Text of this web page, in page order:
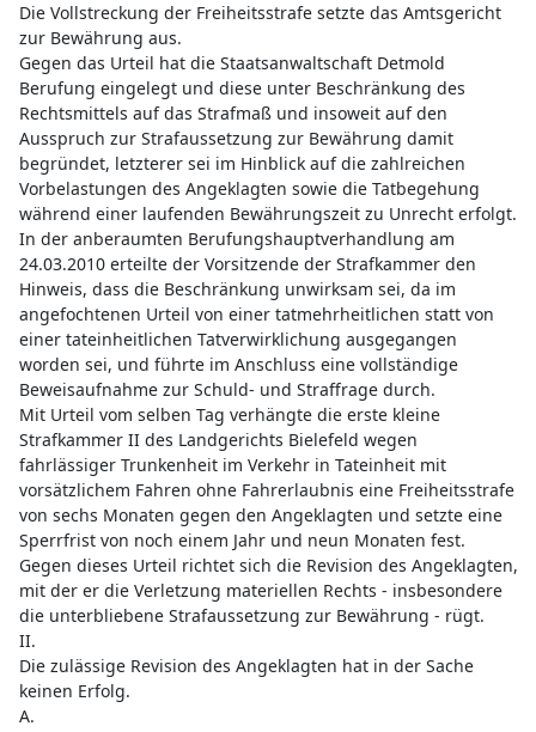
Die Vollstreckung der Freiheitsstrafe setzte das Amtsgericht
zur Bewährung aus.
Gegen das Urteil hat die Staatsanwaltschaft Detmold
Berufung eingelegt und diese unter Beschränkung des
Rechtsmittels auf das Strafmaß und insoweit auf den
Ausspruch zur Strafaussetzung zur Bewährung damit
begründet, letzterer sei im Hinblick auf die zahlreichen
Vorbelastungen des Angeklagten sowie die Tatbegehung
während einer laufenden Bewährungszeit zu Unrecht erfolgt.
In der anberaumten Berufungshauptverhandlung am
24.03.2010 erteilte der Vorsitzende der Strafkammer den
Hinweis, dass die Beschränkung unwirksam sei, da im
angefochtenen Urteil von einer tatmehrheitlichen statt von
einer tateinheitlichen Tatverwirklichung ausgegangen
worden sei, und führte im Anschluss eine vollständige
Beweisaufnahme zur Schuld- und Straffrage durch.
Mit Urteil vom selben Tag verhängte die erste kleine
Strafkammer II des Landgerichts Bielefeld wegen
fahrlässiger Trunkenheit im Verkehr in Tateinheit mit
vorsätzlichem Fahren ohne Fahrerlaubnis eine Freiheitsstrafe
von sechs Monaten gegen den Angeklagten und setzte eine
Sperrfrist von noch einem Jahr und neun Monaten fest.
Gegen dieses Urteil richtet sich die Revision des Angeklagten,
mit der er die Verletzung materiellen Rechts - insbesondere
die unterbliebene Strafaussetzung zur Bewährung - rügt.
II.
Die zulässige Revision des Angeklagten hat in der Sache
keinen Erfolg.
A.